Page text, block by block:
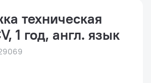
техническая
1 год, англ. язык